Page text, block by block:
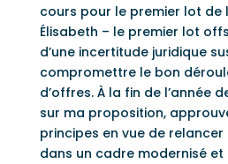
cours pour le premier lot de
Élisabeth – le premier lot
d’une incertitude juridique
compromettre le bon
d’offres. À la fin de l’année
sur ma proposition,
principes en vue de relancer
dans un cadre modernisé